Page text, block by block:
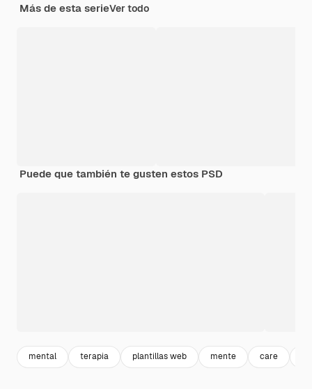
Más de esta serieVer todo
Puede que también te gusten estos PSD
mental terapia plantillas web mente care